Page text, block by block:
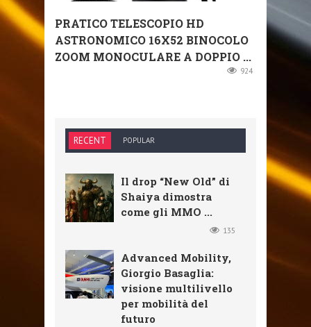
PRATICO TELESCOPIO HD
ASTRONOMICO 16X52 BINOCOLO
ZOOM MONOCULARE A DOPPIO ...
924
RECENT POPULAR
Il drop “New Old” di
Shaiya dimostra
come gli MMO ...
135
Advanced Mobility,
Giorgio Basaglia:
visione multilivello
per mobilità del
futuro